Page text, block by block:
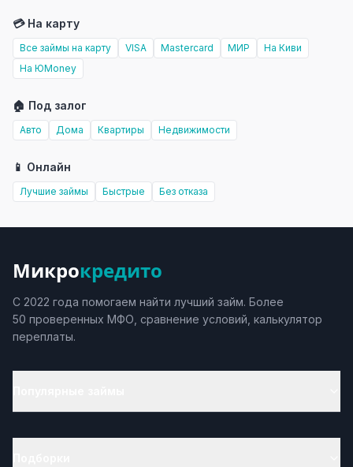
💳 На карту
Все займы на карту VISA Mastercard МИР
На Киви
На ЮMoney
🏠 Под залог
Авто Дома Квартиры Недвижимости
📱 Онлайн
Лучшие займы Быстрые Без отказа
Микрокредито
С 2022 года помогаем найти лучший займ. Более
50 проверенных МФО, сравнение условий, калькулятор
переплаты.